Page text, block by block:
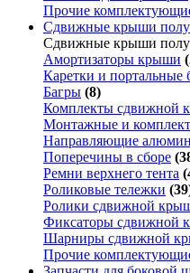
Прочие
Сдвижные крыши
Сдвижные крыши
Амортизаторы крыши
Каретки и портальные
Багры (8)
Комплекты сдвижной
Монтажные и
Направляющие
Поперечины в сборе
Ремни верхнего тента
Роликовые тележки
Ролики сдвижной
Фиксаторы сдвижной
Шарниры сдвижной
Прочие